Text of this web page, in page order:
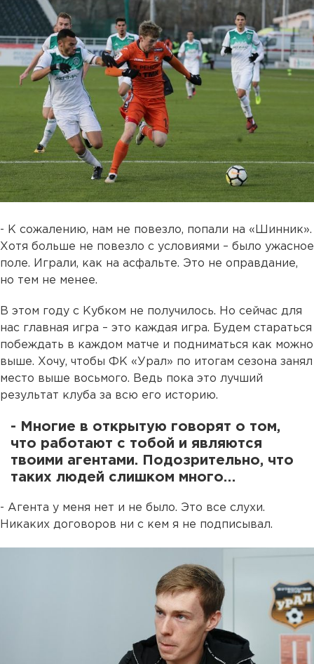
- К сожалению, нам не повезло, попали на «Шинник».
Хотя больше не повезло с условиями – было ужасное
поле. Играли, как на асфальте. Это не оправдание,
но тем не менее.
В этом году с Кубком не получилось. Но сейчас для
нас главная игра – это каждая игра. Будем стараться
побеждать в каждом матче и подниматься как можно
выше. Хочу, чтобы ФК «Урал» по итогам сезона занял
место выше восьмого. Ведь пока это лучший
результат клуба за всю его историю.
- Многие в открытую говорят о том,
что работают с тобой и являются
твоими агентами. Подозрительно, что
таких людей слишком много…
- Агента у меня нет и не было. Это все слухи.
Никаких договоров ни с кем я не подписывал.